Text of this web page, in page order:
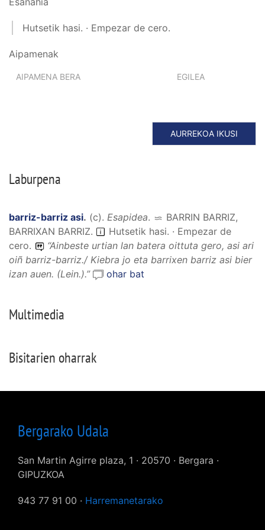
Hutsetik hasi. · Empezar de cero.
Aipamenak
AIPAMENA BERA EGILEA
AURREKOA IKUSI
Laburpena
barriz-barriz asi. (c). Esapidea.
BARRIN BARRIZ,
BARRIXAN BARRIZ.
Hutsetik hasi. · Empezar de
cero.
“Ainbeste urtian lan batera oittuta gero, asi ari
oiñ barriz-barriz./ Kiebra jo eta barrixen barriz asi bier
izan auen. (Lein.).” ohar bat
Multimedia
Bisitarien oharrak
Bergarako Udala
San Martin Agirre plaza, 1 · 20570 · Bergara ·
GIPUZKOA
943 77 91 00 · Harremanetarako